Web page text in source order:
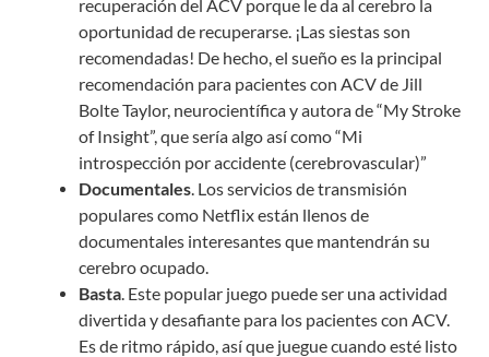
recuperación del ACV porque le da al cerebro la
oportunidad de recuperarse. ¡Las siestas son
recomendadas! De hecho, el sueño es la principal
recomendación para pacientes con ACV de Jill
Bolte Taylor, neurocientífica y autora de “My Stroke
of Insight”, que sería algo así como “Mi
introspección por accidente (cerebrovascular)”
Documentales. Los servicios de transmisión
populares como Netflix están llenos de
documentales interesantes que mantendrán su
cerebro ocupado.
Basta. Este popular juego puede ser una actividad
divertida y desafiante para los pacientes con ACV.
Es de ritmo rápido, así que juegue cuando esté listo